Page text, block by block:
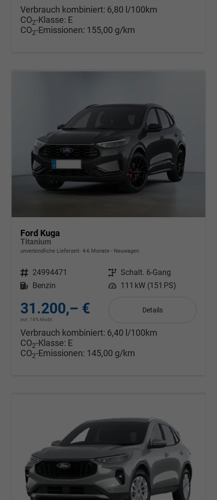
Verbrauch kombiniert: 6,80 l/100km
CO2-Klasse: E
CO2-Emissionen: 155,00 g/km
Ford Kuga
Titanium
unverbindliche Lieferzeit: 4-6 Monate Neuwagen
Fahrzeugnr. 24994471 Getriebe Schalt. 6-Gang
Kraftstoff
Benzin Leistung 111 kW (151 PS)
31.200,– €
incl. 19% MwSt.
Details
Verbrauch kombiniert: 6,40 l/100km
CO2-Klasse: E
CO2-Emissionen: 145,00 g/km